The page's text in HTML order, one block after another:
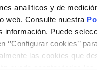
analíticos y de
web. Consulte nuestra
información. Puede
cookies’’
las cookies que
de 2018.